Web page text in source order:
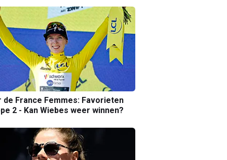
de France Femmes: Favorieten
2 - Kan Wiebes weer winnen?